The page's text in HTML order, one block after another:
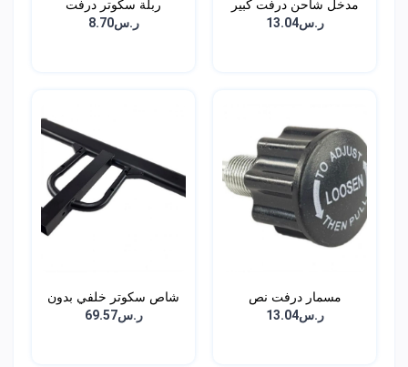
مدخل شاحن درفت كبير
ر.س13.04
ربلة سكوتر درفت
ر.س8.70
مسمار درفت نص
ر.س13.04
شاص سكوتر خلفي بدون
قوا...ر.س69.57